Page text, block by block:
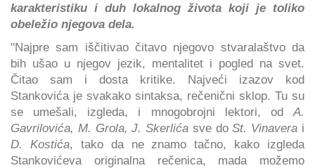
karakteristiku i duh lokalnog života koji je toliko
obeležio njegova dela.
"Najpre sam iščitivao čitavo njegovo stvaralaštvo da
bih ušao u njegov jezik, mentalitet i pogled na svet.
Čitao sam i dosta kritike. Najveći izazov kod
Stankovića je svakako sintaksa, rečenični sklop. Tu su
se umešali, izgleda, i mnogobrojni lektori, od A.
Gavrilovića, M. Grola, J. Skerlića sve doSt. Vinavera i
D. Kostića, tako da ne znamo tačno, kako izgleda
Stankovićeva originalna rečenica, mada možemo